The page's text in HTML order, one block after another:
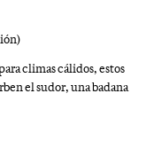
climas cálidos, estos
el sudor, una badana